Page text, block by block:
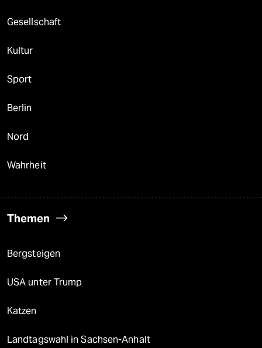
Gesellschaft
Kultur
Sport
Berlin
Nord
Wahrheit
Themen
Bergsteigen
USA unter Trump
Katzen
Landtagswahl in Sachsen-Anhalt